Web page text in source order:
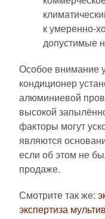
к умеренно-
допустимые
Особое внимание
кондиционер
алюминиевой
высокой
факторы могут
являются
если об этом не
продаже.
Смотрите так же:
экспертиза